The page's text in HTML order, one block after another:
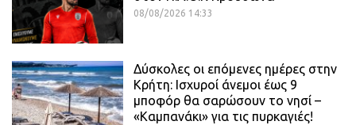
08/08/2026 14:33
Δύσκολες οι επόμενες ημέρες στην
Κρήτη: Ισχυροί άνεμοι έως 9
μποφόρ θα σαρώσουν το νησί –
«Καμπανάκι» για τις πυρκαγιές!